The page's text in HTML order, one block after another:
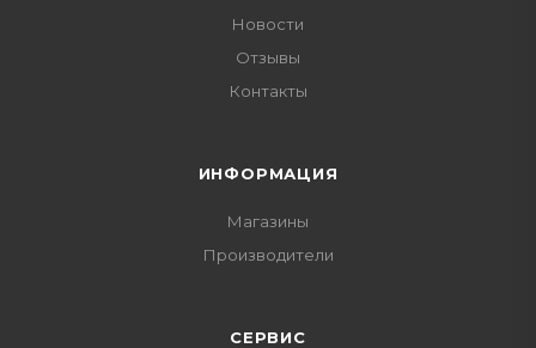
Новости
Отзывы
Контакты
ИНФОРМАЦИЯ
Магазины
Производители
СЕРВИС